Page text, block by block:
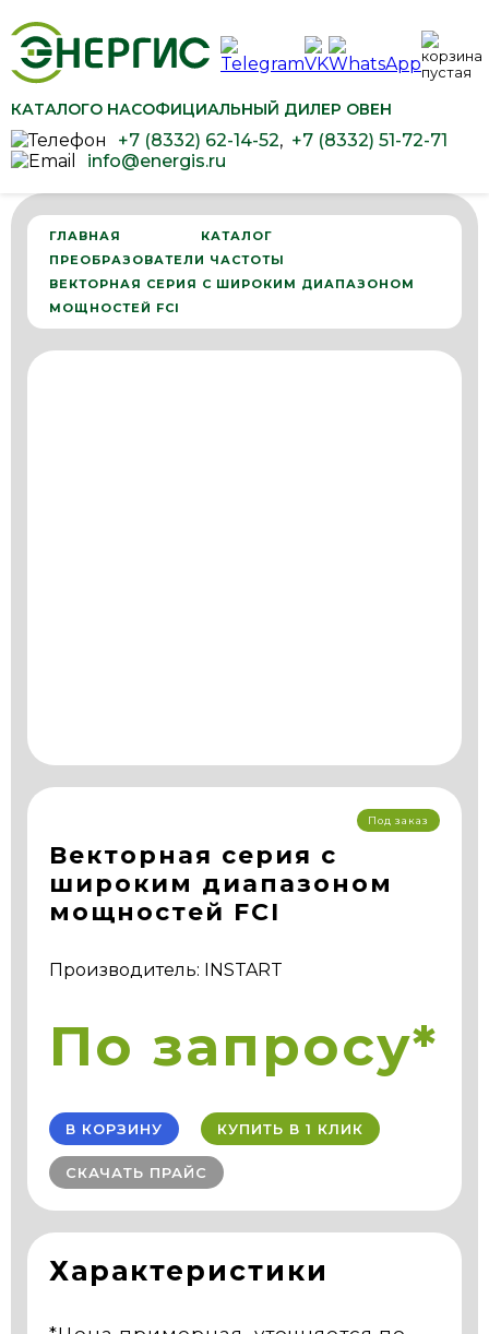
КАТАЛОГО НАСОФИЦИАЛЬНЫЙ ДИЛЕР ОВЕН
+7 (8332) 62-14-52, +7 (8332) 51-72-71
info@energis.ru
ГЛАВНАЯ
КАТАЛОГ
ПРЕОБРАЗОВАТЕЛИ ЧАСТОТЫ
ВЕКТОРНАЯ СЕРИЯ С ШИРОКИМ ДИАПАЗОНОМ
МОЩНОСТЕЙ FCI
Векторная серия с
широким диапазоном
мощностей FCI
Производитель: INSTART
Под заказ
По запросу*
В КОРЗИНУ КУПИТЬ В 1 КЛИК
СКАЧАТЬ ПРАЙС
Характеристики